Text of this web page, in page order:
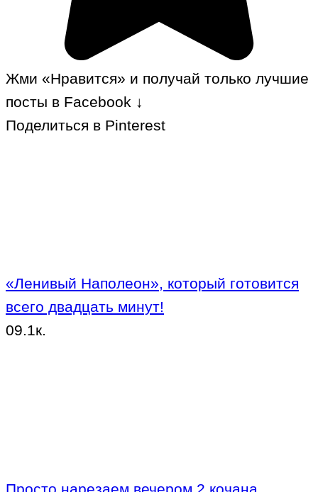
Жми «Нравится» и получай только лучшие
посты в Facebook ↓
Поделиться в Pinterest
«Ленивый Наполеон», который готовится
всего двадцать минут!
09.1к.